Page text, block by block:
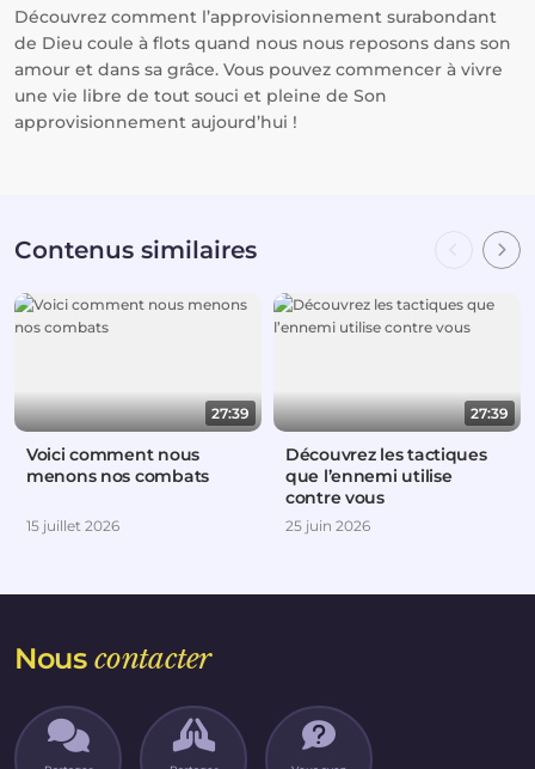
Découvrez comment l’approvisionnement surabondant
de Dieu coule à flots quand nous nous reposons dans son
amour et dans sa grâce. Vous pouvez commencer à vivre
une vie libre de tout souci et pleine de Son
approvisionnement aujourd’hui !
Contenus similaires
27:39
Voici comment nous
menons nos combats
15 juillet 2026
27:39
Découvrez les tactiques
que l’ennemi utilise
contre vous
25 juin 2026
Nouscontacter